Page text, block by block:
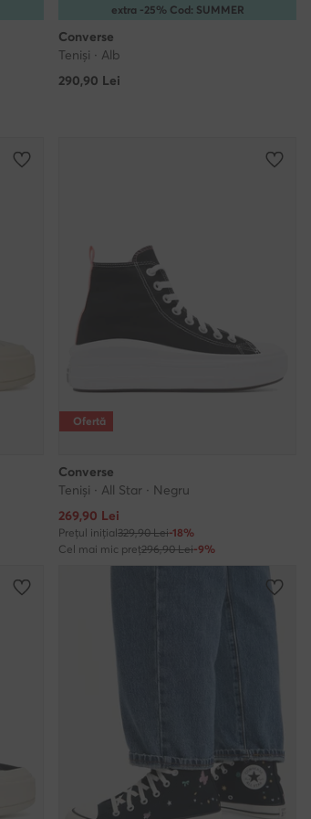
extra -25% Cod: SUMMER
Converse
Teniși · Alb
290,90 Lei
Ofertă
Converse
Teniși · All Star · Negru
Prețul actual
269,90 Lei
Prețul inițial329,90 Lei-18%
Cel mai mic preț296,90 Lei-9%